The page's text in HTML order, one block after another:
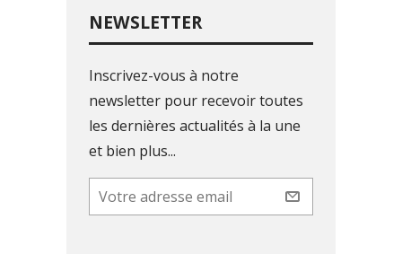
NEWSLETTER
Inscrivez-vous à notre
newsletter pour recevoir toutes
les dernières actualités à la une
et bien plus...